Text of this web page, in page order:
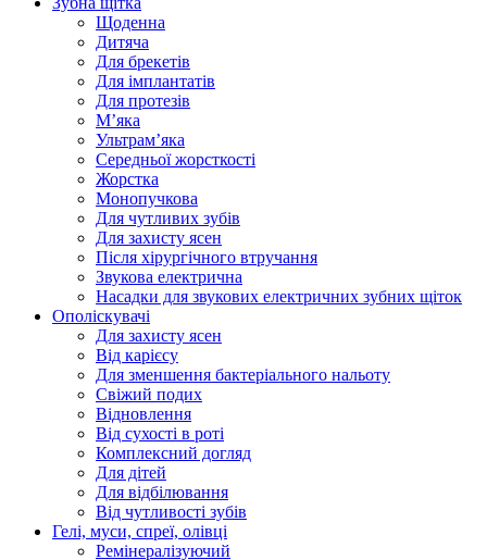
Щоденна
Дитяча
Для брекетів
Для імплантатів
Для протезів
Мʼяка
Ультрамʼяка
Середньої жорсткості
Жорстка
Монопучкова
Для чутливих зубів
Для захисту ясен
Після хірургічного втручання
Звукова електрична
Насадки для звукових електричних зубних щіток
Ополіскувачі
Для захисту ясен
Від карієсу
Для зменшення бактеріального нальоту
Свіжий подих
Відновлення
Від сухості в роті
Комплексний догляд
Для дітей
Для відбілювання
Від чутливості зубів
Гелі, муси, спреї, олівці
Ремінералізуючий